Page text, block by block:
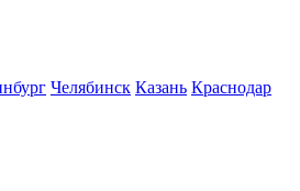
Челябинск Казань Краснодар